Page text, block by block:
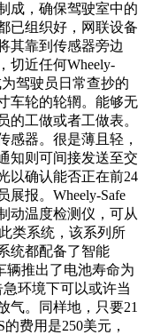
，确保驾驶室中的
已组织好，网联设备
其靠到传感器旁边
切近任何Wheely-
驾驶员日常查抄的
车轮的轮辋。能够无
的工做或者工做表。
感器。很是薄且轻，
知则可间接发送至交
以确认能否正在前24
报。Wheely-Safe
动温度检测仪，可从
类系统，该系列所
统都配备了智能
辆推出了电池寿命为
环境下可以或许当
气。同样地，只要21
费用是250美元，